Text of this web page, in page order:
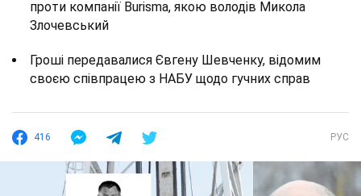
проти компанії Burisma, якою володів Микола
Злочевський
Гроші передавалися Євгену Шевченку, відомим
своєю співпрацею з НАБУ щодо гучних справ
416 РУС